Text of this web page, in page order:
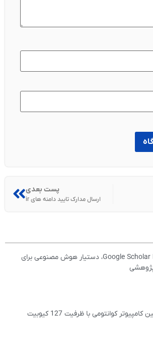
پست بعدی
ارسال مدارک تایید دامنه های ir
معرفی Google Scholar Labs، دستیار هوش مصنوعی برای
کوانتومی با ظرفیت 127 کیوبیت